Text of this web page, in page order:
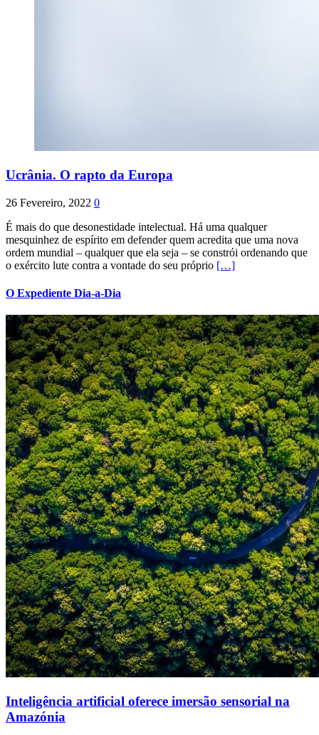
Ucrânia. O rapto da Europa
26 Fevereiro, 2022 0
É mais do que desonestidade intelectual. Há uma qualquer
mesquinhez de espírito em defender quem acredita que uma nova
ordem mundial – qualquer que ela seja – se constrói ordenando que
o exército lute contra a vontade do seu próprio […]
O Expediente Dia-a-Dia
Inteligência artificial oferece imersão sensorial na
Amazónia